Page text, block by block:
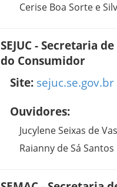
Cerise Boa Sorte e
SEJUC - Secretaria
do Consumidor
Site: sejuc.se.gov.br
Ouvidores:
Jucylene Seixas de
Raianny de Sá Santos